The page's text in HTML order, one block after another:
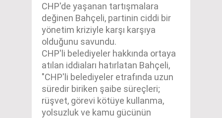
CHP'de yaşanan tartışmalara
değinen Bahçeli, partinin ciddi bir
yönetim kriziyle karşı karşıya
olduğunu savundu.
CHP'li belediyeler hakkında ortaya
atılan iddiaları hatırlatan Bahçeli,
"CHP'li belediyeler etrafında uzun
süredir biriken şaibe süreçleri;
rüşvet, görevi kötüye kullanma,
yolsuzluk ve kamu gücünün